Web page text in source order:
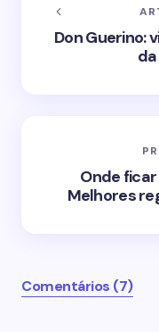
Don Guerino:
Onde
Melhores
Comentários (7)